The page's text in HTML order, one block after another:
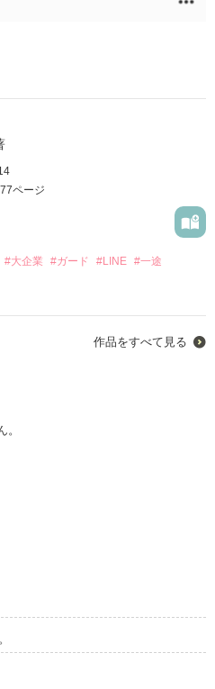
77ページ
#大企業 #ガード #LINE #一途
持つ、二階堂あずさ。
は、自分か、友達か、愛する人
作品をすべて見る